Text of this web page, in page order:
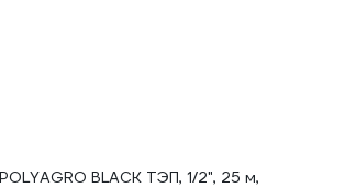
BLACK ТЭП, 1/2", 25 м,